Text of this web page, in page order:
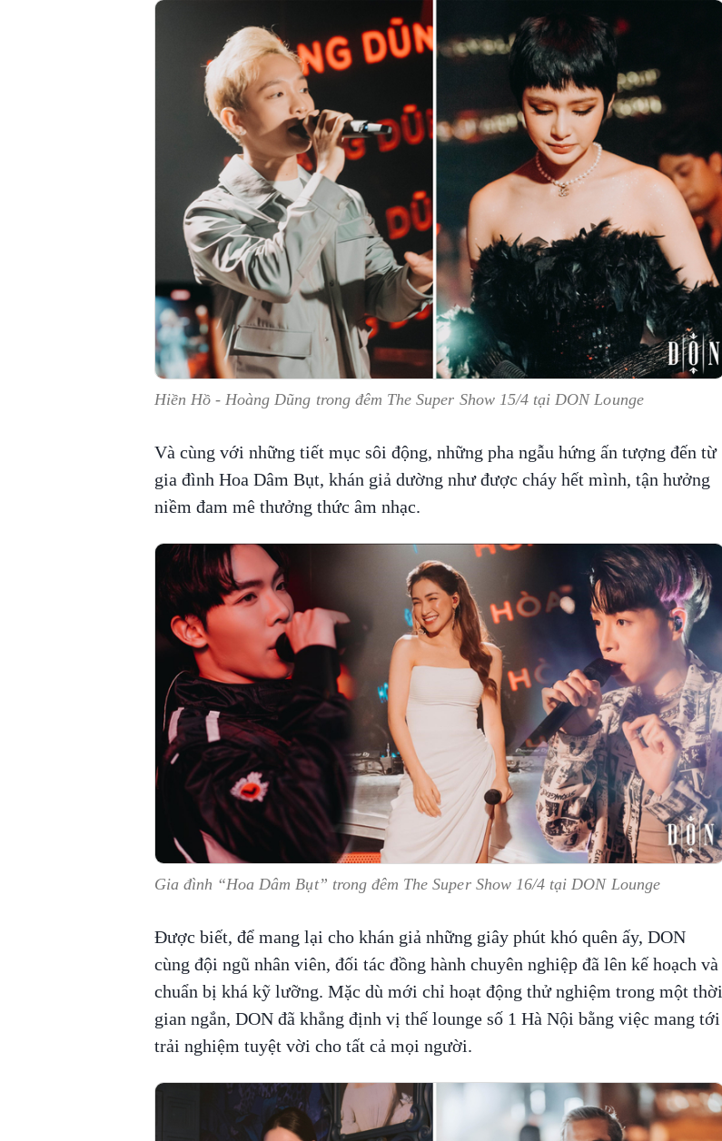
Hiền Hồ - Hoàng Dũng trong đêm The Super Show 15/4 tại DON Lounge
Và cùng với những tiết mục sôi động, những pha ngẫu hứng ấn tượng đến từ
gia đình Hoa Dâm Bụt, khán giả dường như được cháy hết mình, tận hưởng
niềm đam mê thưởng thức âm nhạc.
Gia đình “Hoa Dâm Bụt” trong đêm The Super Show 16/4 tại DON Lounge
Được biết, để mang lại cho khán giả những giây phút khó quên ấy, DON
cùng đội ngũ nhân viên, đối tác đồng hành chuyên nghiệp đã lên kế hoạch và
chuẩn bị khá kỹ lưỡng. Mặc dù mới chỉ hoạt động thử nghiệm trong một thời
gian ngắn, DON đã khẳng định vị thế lounge số 1 Hà Nội bằng việc mang tới
trải nghiệm tuyệt vời cho tất cả mọi người.